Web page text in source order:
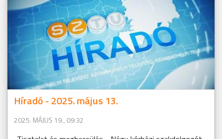
Híradó - 2025. május 13.
2025. MÁJUS 19., 09:32